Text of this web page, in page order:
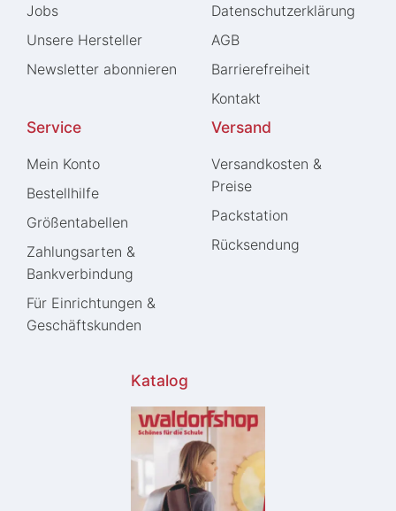
Jobs
Unsere Hersteller
Newsletter abonnieren
Daten­schutz­erklärung
AGB
Barrierefreiheit
Kontakt
Service
Mein Konto
Bestellhilfe
Größentabellen
Zahlungsarten &
Bankverbindung
Für Einrichtungen &
Geschäftskunden
Versand
Versandkosten &
Preise
Packstation
Rücksendung
Katalog